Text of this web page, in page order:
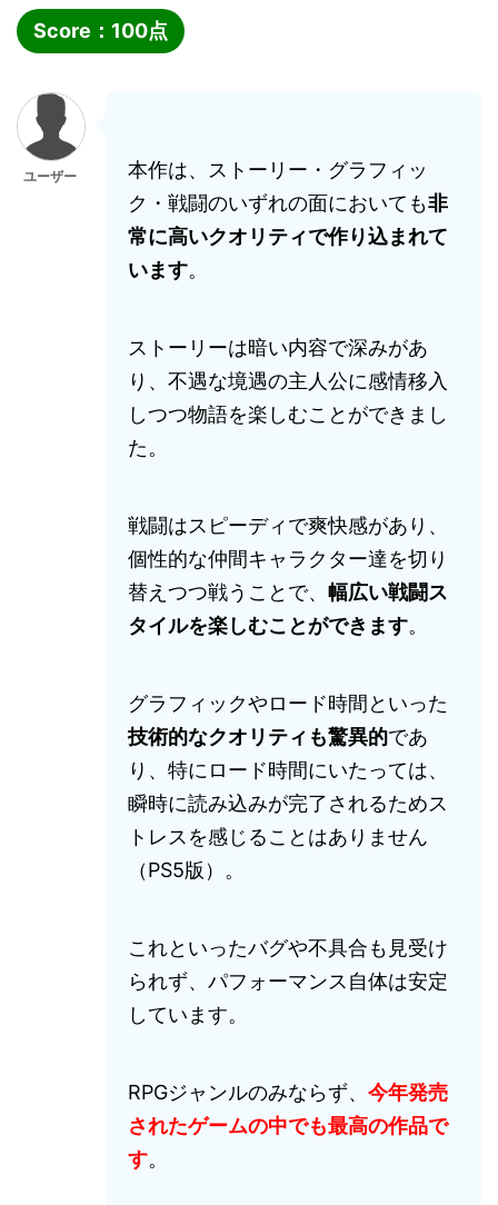
Score： 100点
ユーザー
本作は、ストーリー・グラフィッ
ク・戦闘のいずれの面においても非
常に高いクオリティで作り込まれて
います。
ストーリーは暗い内容で深みがあ
り、不遇な境遇の主人公に感情移入
しつつ物語を楽しむことができまし
た。
戦闘はスピーディで爽快感があり、
個性的な仲間キャラクター達を切り
替えつつ戦うことで、 幅広い戦闘ス
タイルを楽しむことができます。
グラフィックやロード時間といった
技術的なクオリティも驚異的であ
り、特にロード時間にいたっては、
瞬時に読み込みが完了されるためス
トレスを感じることはありません
（PS5版）。
これといったバグや不具合も見受け
られず、パフォーマンス自体は安定
しています。
RPGジャンルのみならず、 今年発売
されたゲームの中でも最高の作品で
す。